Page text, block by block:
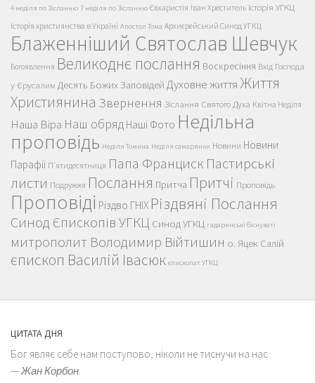
4 неділя по Зісланню 7 неділя по Зісланню Євхаристія Іван Хреститель Історія УГКЦ
Історія християнства в Україні Апостол Тома Архиєрейський Синод УГКЦ
Блаженніший Святослав Шевчук
Богоявлення Великоднє послання Воскресіння Вхід Господа
у Єрусалим Десять Божих Заповідей Духовне життяЖиття
Християнина Звернення Зіслання Святого Духа Квітна Неділя
Наша Віра Наш обряд Наші Фото Недільна
проповідь Неділя Томина Неділя самарянки Новини Новини
Парафії П'ятидесятниця Папа Франциск Пастирські
листи Подружжя Послання Притча Притчі Проповідь
Проповіді Різдво ГНІХ Різдвяні Послання
Синод Єпископів УГКЦ Синод УГКЦ гадаринські біснуваті
митрополит Володимир Війтишин о. Яцек Салій
єпископ Василій Івасюк єпископат УГКЦ
ЦИТАТА ДНЯ
Бог являє себе нам поступово, ніколи не тиснучи на нас
—Жан Корбон.